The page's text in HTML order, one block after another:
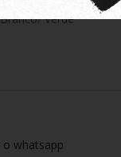
Verde
whatsapp